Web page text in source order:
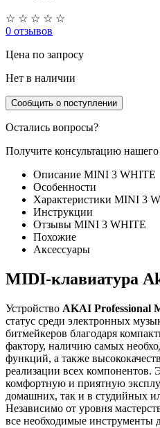
☆ ☆ ☆ ☆ ☆
0 отзывов
Цена по запросу
Нет в наличии
Сообщить о поступлении
Остались вопросы?
Получите консультацию нашего
Описание MINI 3 WHITE
Особенности
Характеристики MINI 3
Инструкции
Отзывы MINI 3 WHITE
Похожие
Аксессуары
MIDI-клавиатура
Устройство AKAI Professional
статус среди электронных
битмейкеров благодаря
фактору, наличию самых
функций, а также
реализации всех компонентов.
комфортную и приятную
домашних, так и в студийных
Независимо от уровня
все необходимые инструменты